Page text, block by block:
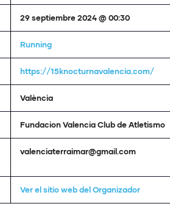
29 septiembre 2024 @ 00:30
Running
https://15knocturnavalencia.com/
València
Fundacion Valencia Club de Atletismo
valenciaterraimar@gmail.com
Ver el sitio web del Organizador